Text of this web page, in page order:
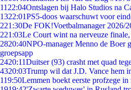
11 22:04Ontslagen bij Halo Studios na
1322:01PS5-doos waarschuwt voor
221:30De FOK!Voetbalmanager 2026/
221:03Le Court wint na nerveuze finale,
2820:40NPO-manager Menno de Boer
groepsapp
2420:11Duitser (93) crasht met quad
4320:03Trump wil dat J.D. Vance hem
119:50Lemmen boekt eerste profzege